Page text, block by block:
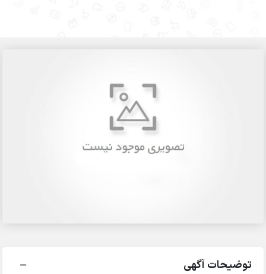
توضیحات آگهی